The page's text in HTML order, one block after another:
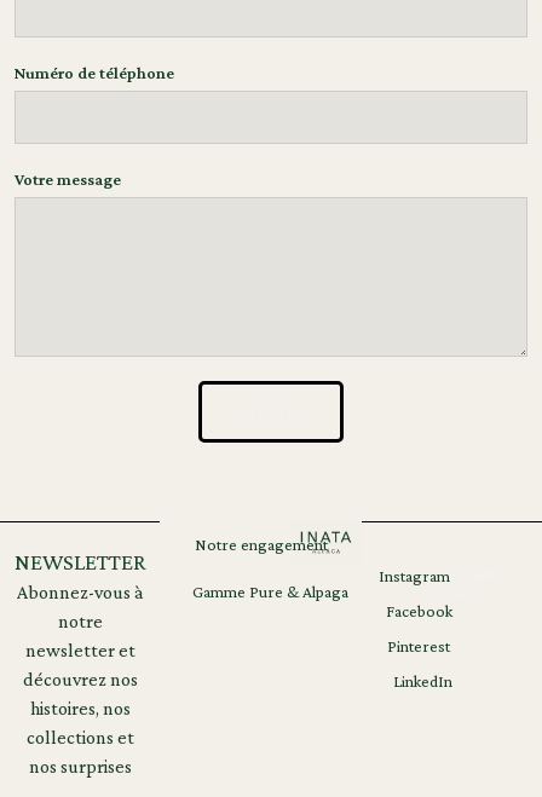
Numéro de téléphone
Votre message
NEWSLETTER
Abonnez-vous à
notre
newsletter et
découvrez nos
histoires, nos
collections et
nos surprises
Notre engagement
Gamme Pure & Alpaga
Instagram
Facebook
Pinterest
LinkedIn
Mentions